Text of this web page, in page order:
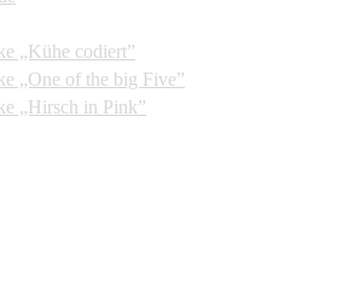
„Kühe codiert”
„One of the big Five”
„Hirsch in Pink”